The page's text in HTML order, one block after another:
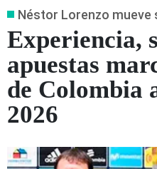
Néstor Lorenzo mueve
Experiencia,
apuestas
de Colombia
2026